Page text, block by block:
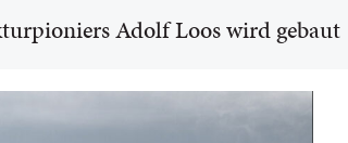
Adolf Loos wird gebaut